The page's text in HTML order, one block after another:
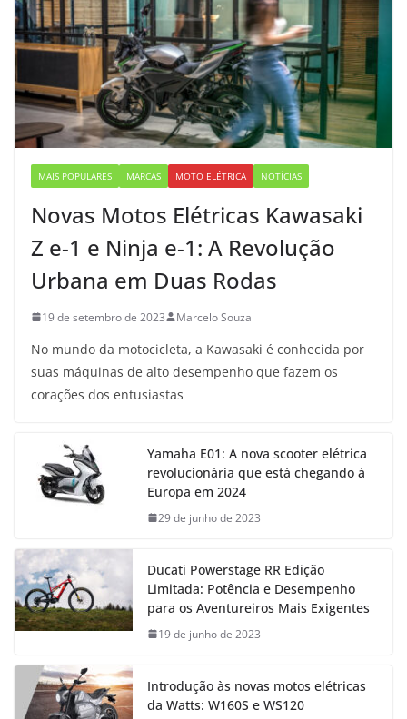
MAIS POPULARES MARCAS MOTO ELÉTRICA NOTÍCIAS
Novas Motos Elétricas Kawasaki
Z e-1 e Ninja e-1: A Revolução
Urbana em Duas Rodas
19 de setembro de 2023 Marcelo Souza
No mundo da motocicleta, a Kawasaki é conhecida por
suas máquinas de alto desempenho que fazem os
corações dos entusiastas
Yamaha E01: A nova scooter elétrica
revolucionária que está chegando à
Europa em 2024
29 de junho de 2023
Ducati Powerstage RR Edição
Limitada: Potência e Desempenho
para os Aventureiros Mais Exigentes
19 de junho de 2023
Introdução às novas motos elétricas
da Watts: W160S e WS120